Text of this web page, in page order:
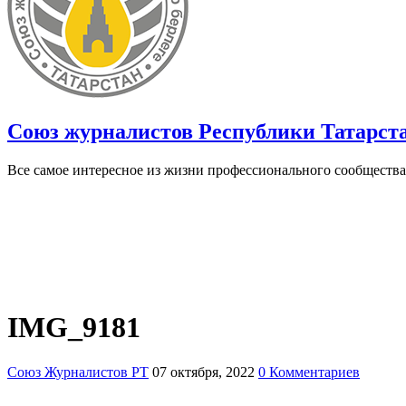
Союз журналистов Республики
Все самое интересное из жизни профессионального сообщества
IMG_9181
Союз Журналистов РТ 07 октября, 2022 0 Комментариев